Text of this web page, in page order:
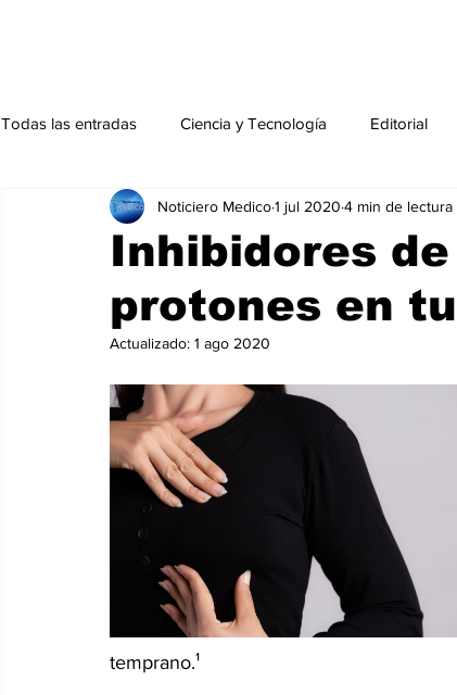
Todas las entradas Ciencia y Tecnología Editorial
Actualidad Salud Mental Agenda Sección
Endocrinología Actualidad especial Ciencia y
Consulta Externa especial Editorial especial
Especiales especial Perfiles especial
dia mundial de la hipertension
Inhibidores
protones en
Noticiero Medico1 jul 2020 4 min de lectura
Actualizado: 1 ago 2020
temprano.¹